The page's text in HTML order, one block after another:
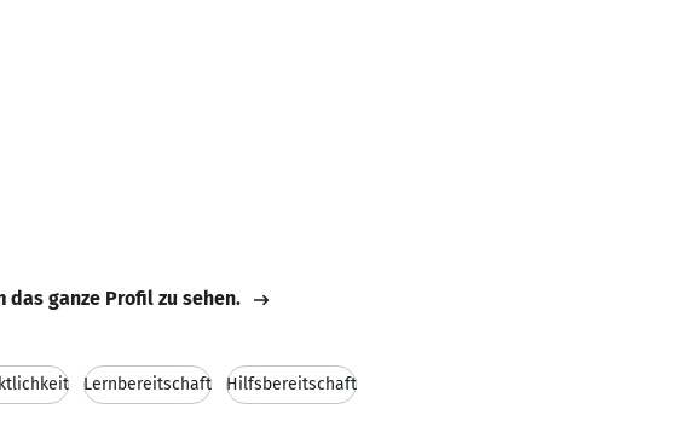
das ganze Profil zu sehen.
Lernbereitschaft Hilfsbereitschaft